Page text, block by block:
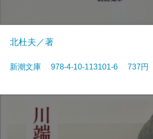
北杜夫／著
新潮文庫 978-4-10-113101-6 737円